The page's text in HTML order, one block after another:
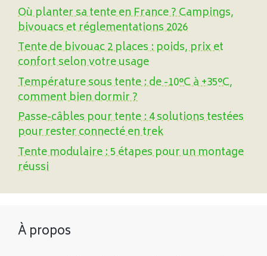
Où planter sa tente en France ? Campings,
bivouacs et réglementations 2026
Tente de bivouac 2 places : poids, prix et
confort selon votre usage
Température sous tente : de -10°C à +35°C,
comment bien dormir ?
Passe-câbles pour tente : 4 solutions testées
pour rester connecté en trek
Tente modulaire : 5 étapes pour un montage
réussi
À propos